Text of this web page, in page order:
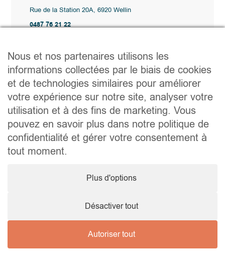
Rue de la Station 20A, 6920 Wellin
0487 76 21 22
Acheter
Louer
Vendre
Contact
Liens utiles
Conseils pratiques pour vendre ou louer
Préparer un déménagement
Documents utiles
Notaire.be
Agent immobilier courtier, agrégation octroyée en Belgique
Protection des données personnelles•Mentions légales•Cookies
Nous et nos partenaires utilisons les
informations collectées par le biais de cookies
et de technologies similaires pour améliorer
votre expérience sur notre site, analyser votre
utilisation et à des fins de marketing. Vous
pouvez en savoir plus dans notre politique de
confidentialité et gérer votre consentement à
tout moment.
Plus d'options
Désactiver tout
Autoriser tout